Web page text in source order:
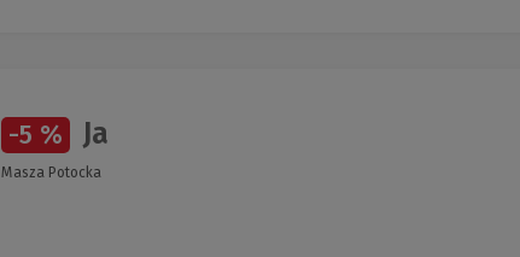
-5 % Ja
Masza Potocka